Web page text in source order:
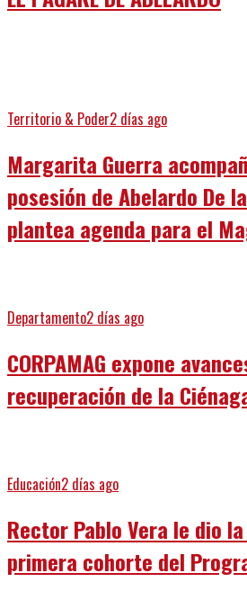
Territorio & Poder2 días ago
Margarita Guerra
posesión de Abelardo De
plantea agenda para el
Departamento2 días ago
CORPAMAG expone
recuperación de la
Educación2 días ago
Rector Pablo Vera le dio
primera cohorte del